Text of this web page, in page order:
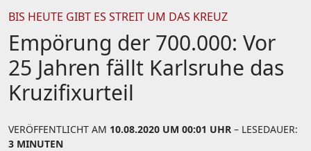
BIS HEUTE GIBT ES STREIT UM DAS KREUZ
Empörung der 700.000: Vor
25 Jahren fällt Karlsruhe das
Kruzifixurteil
VERÖFFENTLICHT AM 10.08.2020 UM 00:01 UHR – LESEDAUER:
3 MINUTEN